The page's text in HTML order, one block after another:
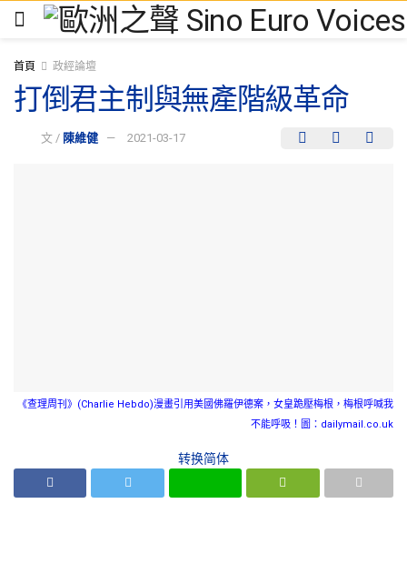
首頁 政經論壇
打倒君主制與無產階級革命
文 / 陳維健 2021-03-17
《查理周刊》(Charlie Hebdo)漫畫引用美國佛羅伊德案，女皇跪壓梅根，梅根呼喊我
不能呼吸！圖：dailymail.co.uk
转换简体